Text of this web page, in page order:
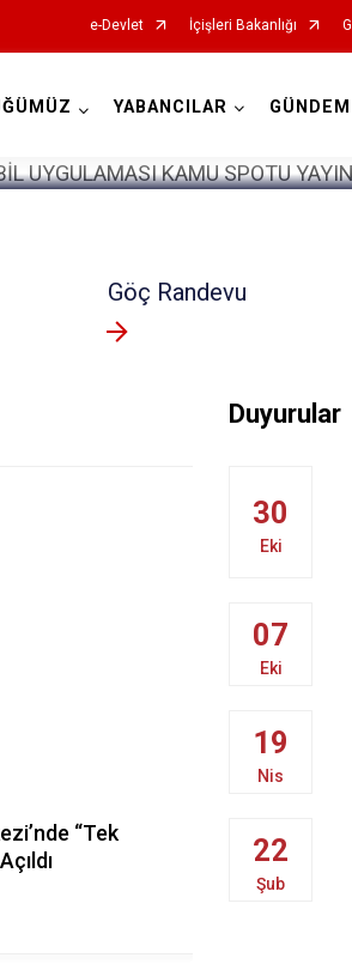
e-Devlet İçişleri Bakanlığı
YABANCILAR GÜNDEM
Göç Randevu
“Tek
Göç
Geldi
Duyurular
30
Eki
07
Eki
19
Nis
22
Şub